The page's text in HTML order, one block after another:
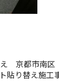
え 京都市南区
貼り替え施